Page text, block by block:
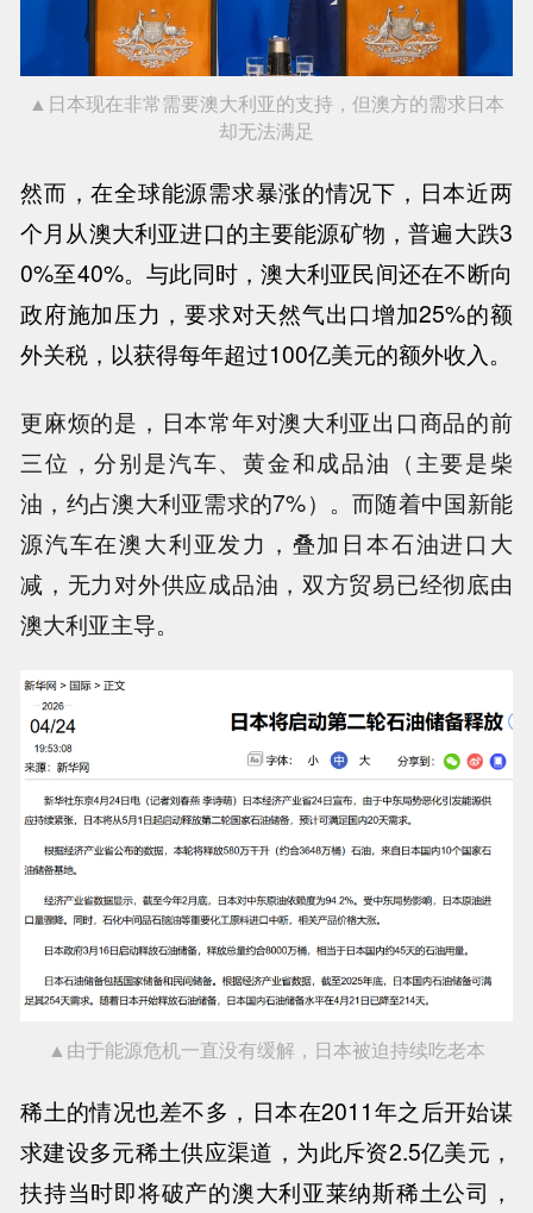
▲日本现在非常需要澳大利亚的支持，但澳方的需求日本
却无法满足
然而，在全球能源需求暴涨的情况下，日本近两
个月从澳大利亚进口的主要能源矿物，普遍大跌3
0%至40%。与此同时，澳大利亚民间还在不断向
政府施加压力，要求对天然气出口增加25%的额
外关税，以获得每年超过100亿美元的额外收入。
更麻烦的是，日本常年对澳大利亚出口商品的前
三位，分别是汽车、黄金和成品油（主要是柴
油，约占澳大利亚需求的7%）。而随着中国新能
源汽车在澳大利亚发力，叠加日本石油进口大
减，无力对外供应成品油，双方贸易已经彻底由
澳大利亚主导。
▲由于能源危机一直没有缓解，日本被迫持续吃老本
稀土的情况也差不多，日本在2011年之后开始谋
求建设多元稀土供应渠道，为此斥资2.5亿美元，
扶持当时即将破产的澳大利亚莱纳斯稀土公司，